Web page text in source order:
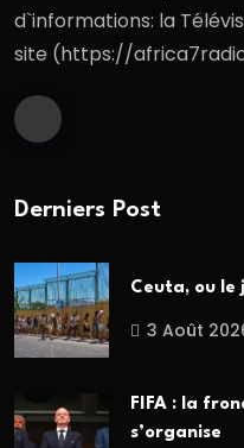
d`informations: la
site (https://
Derniers Post
Ceuta, ou le
3 Août
FIFA : la
s’organise